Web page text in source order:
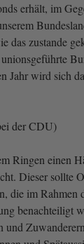
erhält, im
das zustande
Jahr wird sich
der CDU)
Ringen einen
Dieser sollte
die im Rahmen
benachteiligt
und